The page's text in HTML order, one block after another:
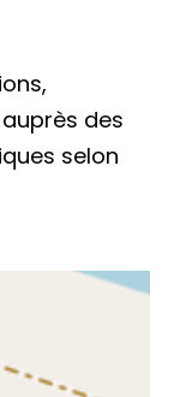
des
selon